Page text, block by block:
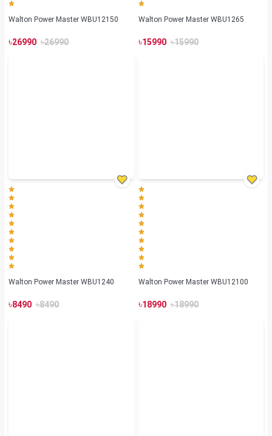
Walton Power Master WBU12150
৳26990 ৳26990
Walton Power Master WBU1265
৳15990 ৳15990
Walton Power Master WBU1240
৳8490 ৳8490
Walton Power Master WBU12100
৳18990 ৳18990